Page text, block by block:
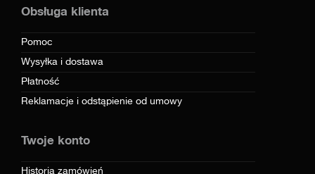
Obsługa klienta
Pomoc
Wysyłka i dostawa
Płatność
Reklamacje i odstąpienie od umowy
Twoje konto
Historia zamówień